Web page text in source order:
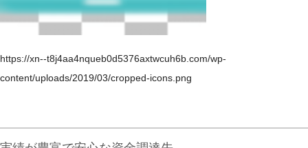
https://xn--t8j4aa4nqueb0d5376axtwcuh6b.com/wp-
content/uploads/2019/03/cropped-icons.png